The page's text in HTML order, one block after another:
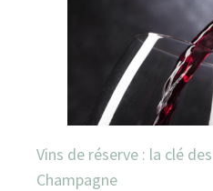
Vins de réserve : la clé
Champagne